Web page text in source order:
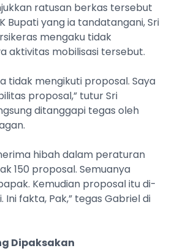
ratusan berkas tersebut
Bupati yang ia tandatangani, Sri
mengaku tidak
aktivitas mobilisasi tersebut.
tidak mengikuti proposal. Saya
proposal,” tutur Sri
ditanggapi tegas oleh
hibah dalam peraturan
150 proposal. Semuanya
Kemudian proposal itu di-
Ini fakta, Pak,” tegas Gabriel di
Dipaksakan